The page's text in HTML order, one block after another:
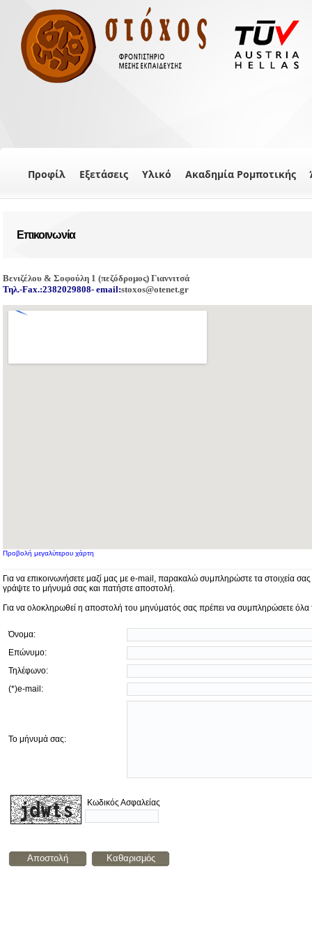
Προφίλ Εξετάσεις Υλικό Ακαδημία Ρομποτικής
Επικοινωνία
Βενιζέλου & Σοφούλη 1 (πεζόδρομος) Γιαννιτσά
Τηλ.-Fax.:2382029808- email:stoxos@otenet.gr
Προβολή μεγαλύτερου χάρτη
Για να επικοινωνήσετε μαζί μας με e-mail, παρακαλώ συμπληρώστε τα στοιχεία
γράψτε το μήνυμά σας και πατήστε αποστολή.
Για να ολοκληρωθεί η αποστολή του μηνύματός σας πρέπει να συμπληρώσετε όλα
Όνομα:
Επώνυμο:
Τηλέφωνο:
(*)e-mail:
Το μήνυμά σας:
Κωδικός Ασφαλείας